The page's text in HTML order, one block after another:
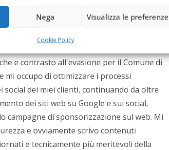
Nega Visualizza le preferenze
Cookie Policy
SEO, si occupa di comunicazione web
Nazionale di Assoprovider
fino al Maggio 2012. Per 11 anni (fino
attività di comunicazione,
e contrasto all'evasione per il Comune di
mi occupo di ottimizzare i processi
dei miei clienti, continuando da oltre
dei siti web su Google e sui social,
campagne di sponsorizzazione sul web. Mi
e ovviamente scrivo contenuti
e tecnicamente più meritevoli della